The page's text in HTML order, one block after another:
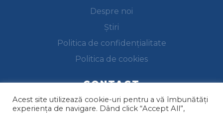
Despre noi
Știri
Politica de confidențialitate
Politica de cookies
CONTACT
Trimite-ne un email
Acest site utilizează cookie-uri pentru a vă îmbunătăți
experiența de navigare. Dând click “Accept All”,